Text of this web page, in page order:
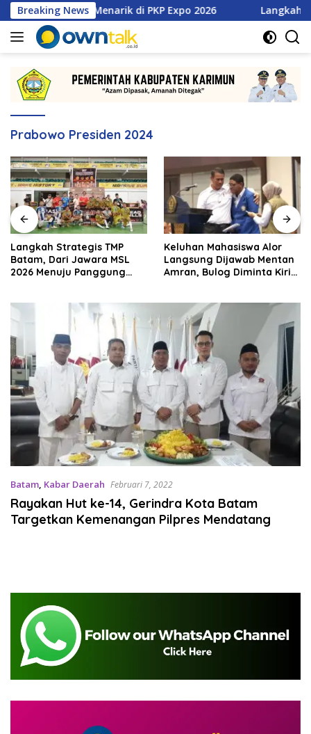
Langsung
ke
konten
Breaking News
Promo Menarik di PKP Expo 2026 Langkah Strategis
Prabowo Presiden 2024
Langkah Strategis TMP
Batam, Dari Jawara MSL
2026 Menuju Panggung
Keluhan Mahasiswa Alor
Langsung Dijawab Mentan
Amran, Bulog Diminta Kirim
Batam, Kabar Daerah Februari 7, 2022
Rayakan Hut ke-14, Gerindra Kota Batam
Targetkan Kemenangan Pilpres Mendatang